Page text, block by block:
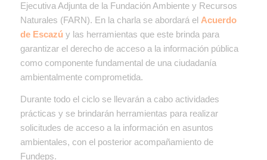
Ejecutiva Adjunta de la Fundación Ambiente y Recursos
Naturales (FARN). En la charla se abordará el Acuerdo
de Escazú y las herramientas que este brinda para
garantizar el derecho de acceso a la información pública
como componente fundamental de una ciudadanía
ambientalmente comprometida.
Durante todo el ciclo se llevarán a cabo actividades
prácticas y se brindarán herramientas para realizar
solicitudes de acceso a la información en asuntos
ambientales, con el posterior acompañamiento de
Fundeps.